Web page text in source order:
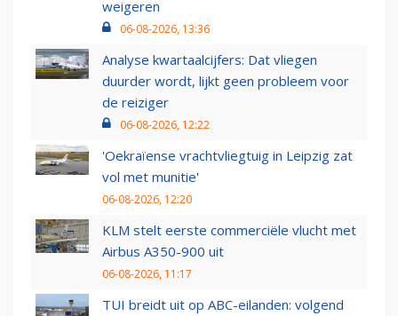
weigeren
06-08-2026, 13:36
Analyse kwartaalcijfers: Dat vliegen
duurder wordt, lijkt geen probleem voor
de reiziger
06-08-2026, 12:22
'Oekraïense vrachtvliegtuig in Leipzig zat
vol met munitie'
06-08-2026, 12:20
KLM stelt eerste commerciële vlucht met
Airbus A350-900 uit
06-08-2026, 11:17
TUI breidt uit op ABC-eilanden: volgend